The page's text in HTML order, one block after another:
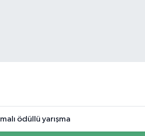
ödüllü yarışma